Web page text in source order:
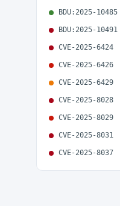
BDU:2025-10485
BDU:2025-10491
CVE-2025-6424
CVE-2025-6426
CVE-2025-6429
CVE-2025-8028
CVE-2025-8029
CVE-2025-8031
CVE-2025-8037